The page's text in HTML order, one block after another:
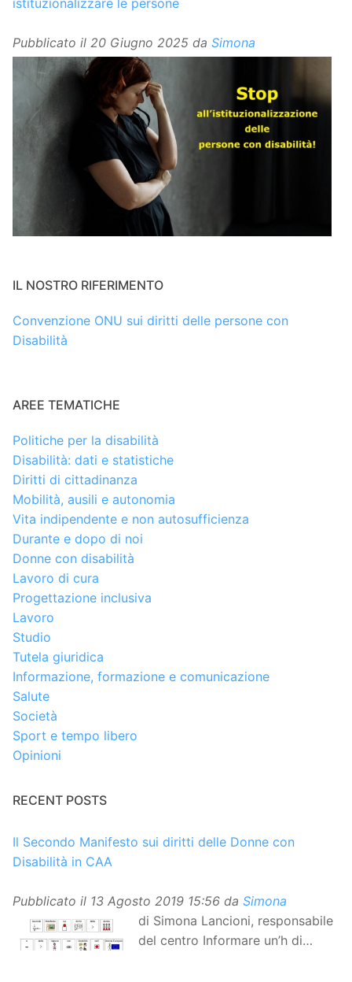
Pubblicato il 20 Giugno 2025 da Simona
IL NOSTRO RIFERIMENTO
Convenzione ONU sui diritti delle persone con
Disabilità
AREE TEMATICHE
Politiche per la disabilità
Disabilità: dati e statistiche
Diritti di cittadinanza
Mobilità, ausili e autonomia
Vita indipendente e non autosufficienza
Durante e dopo di noi
Donne con disabilità
Lavoro di cura
Progettazione inclusiva
Lavoro
Studio
Tutela giuridica
Informazione, formazione e comunicazione
Salute
Società
Sport e tempo libero
Opinioni
RECENT POSTS
Il Secondo Manifesto sui diritti delle Donne con
Disabilità in CAA
Pubblicato il 13 Agosto 2019 15:56 da Simona
di Simona Lancioni, responsabile
del centro Informare un’h di